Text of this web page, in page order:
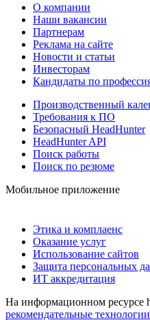
О компании
Наши вакансии
Партнерам
Реклама на сайте
Новости и статьи
Инвесторам
Кандидаты по
Производственный
Требования к ПО
Безопасный HeadHunter
HeadHunter API
Поиск работы
Поиск по резюме
Мобильное приложение
Этика и комплаенс
Оказание услуг
Использование сайтов
Защита персональных
ИТ аккредитация
На информационном ресурсе
рекомендательные технологии